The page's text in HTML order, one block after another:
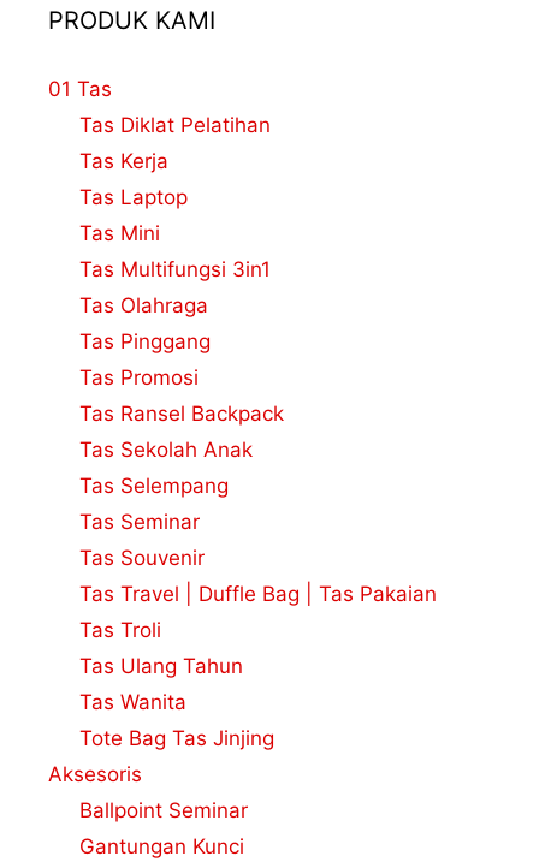
PRODUK KAMI
01 Tas
Tas Diklat Pelatihan
Tas Kerja
Tas Laptop
Tas Mini
Tas Multifungsi 3in1
Tas Olahraga
Tas Pinggang
Tas Promosi
Tas Ransel Backpack
Tas Sekolah Anak
Tas Selempang
Tas Seminar
Tas Souvenir
Tas Travel | Duffle Bag | Tas Pakaian
Tas Troli
Tas Ulang Tahun
Tas Wanita
Tote Bag Tas Jinjing
Aksesoris
Ballpoint Seminar
Gantungan Kunci